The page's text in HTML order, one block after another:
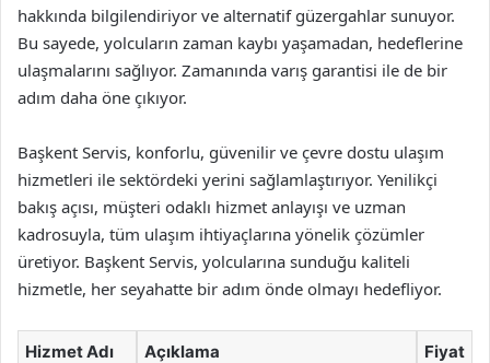
hakkında bilgilendiriyor ve alternatif güzergahlar sunuyor.
Bu sayede, yolcuların zaman kaybı yaşamadan, hedeflerine
ulaşmalarını sağlıyor. Zamanında varış garantisi ile de bir
adım daha öne çıkıyor.
Başkent Servis, konforlu, güvenilir ve çevre dostu ulaşım
hizmetleri ile sektördeki yerini sağlamlaştırıyor. Yenilikçi
bakış açısı, müşteri odaklı hizmet anlayışı ve uzman
kadrosuyla, tüm ulaşım ihtiyaçlarına yönelik çözümler
üretiyor. Başkent Servis, yolcularına sunduğu kaliteli
hizmetle, her seyahatte bir adım önde olmayı hedefliyor.
Hizmet Adı Açıklama Fiyat